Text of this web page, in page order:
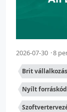
2026-07-30 8
Brit vállalkozás
Nyílt forráskód